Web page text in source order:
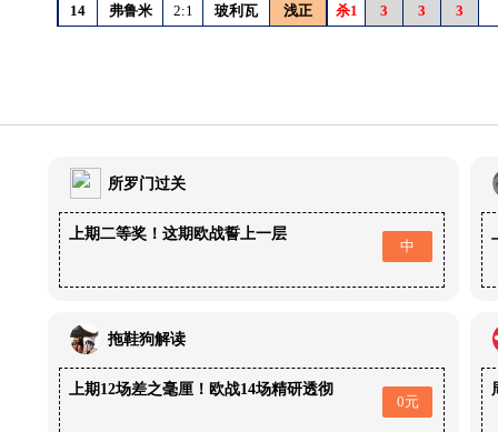
14
弗鲁米 2:1 玻利瓦 浅正 杀1 3 3 3
所罗门过关
上期二等奖！这期欧战誓上一层
中
拖鞋狗解读
上期12场差之毫厘！欧战14场精研透彻
0元